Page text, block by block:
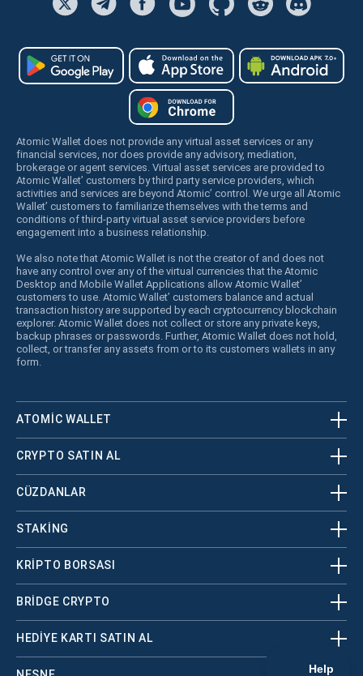
Atomic Wallet does not provide any virtual asset services or any
financial services, nor does provide any advisory, mediation,
brokerage or agent services. Virtual asset services are provided to
Atomic Wallet’ customers by third party service providers, which
activities and services are beyond Atomic’ control. We urge all Atomic
Wallet’ customers to familiarize themselves with the terms and
conditions of third-party virtual asset service providers before
engagement into a business relationship.
We also note that Atomic Wallet is not the creator of and does not
have any control over any of the virtual currencies that the Atomic
Desktop and Mobile Wallet Applications allow Atomic Wallet’
customers to use. Atomic Wallet’ customers balance and actual
transaction history are supported by each cryptocurrency blockchain
explorer. Atomic Wallet does not collect or store any private keys,
backup phrases or passwords. Further, Atomic Wallet does not hold,
collect, or transfer any assets from or to its customers wallets in any
form.
ATOMIC WALLET
CRYPTO SATIN AL
CÜZDANLAR
STAKING
KRİPTO BORSASI
BRIDGE CRYPTO
HEDIYE KARTI SATIN AL